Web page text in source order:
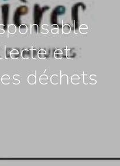
et
déchets